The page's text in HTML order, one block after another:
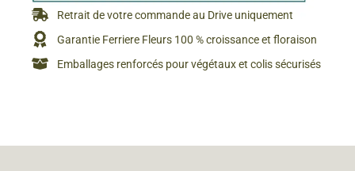
Retrait de votre commande au Drive uniquement
Garantie Ferriere Fleurs 100 % croissance et floraison
Emballages renforcés pour végétaux et colis sécurisés